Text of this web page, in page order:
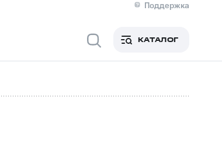
Поддержка
Медиа-центр
в регионе
Рынок акций
КАТАЛОГ